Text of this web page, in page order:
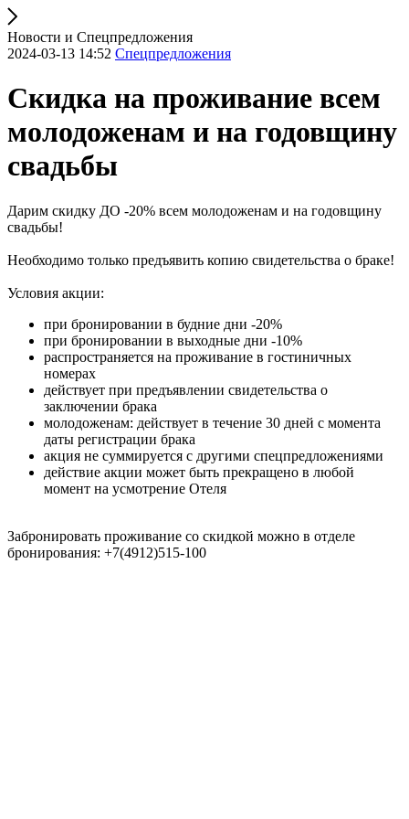
Новости и Спецпредложения
2024-03-13 14:52 Спецпредложения
Скидка на проживание всем
молодоженам и на годовщину
свадьбы
Дарим скидку ДО -20% всем молодоженам и на годовщину
свадьбы!
Необходимо только предъявить копию свидетельства о браке!
Условия акции:
при бронировании в будние дни -20%
при бронировании в выходные дни -10%
распространяется на проживание в гостиничных
номерах
действует при предъявлении свидетельства о
заключении брака
молодоженам: действует в течение 30 дней с момента
даты регистрации брака
акция не суммируется с другими спецпредложениями
действие акции может быть прекращено в любой
момент на усмотрение Отеля
Забронировать проживание со скидкой можно в отделе
бронирования: +7(4912)515-100